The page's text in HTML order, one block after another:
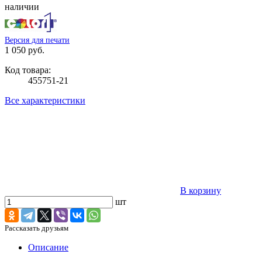
наличии
Версия для печати
1 050 руб.
Код товара:
455751-21
Все характеристики
В корзину
шт
Рассказать друзьям
Описание